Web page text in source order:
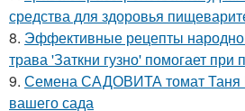
средства для здоровья
8. Эффективные рецепты
трава 'Заткни гузно' помогает при
9. Семена САДОВИТА томат Таня
вашего сада